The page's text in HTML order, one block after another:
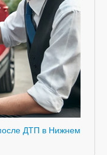
ДТП в Нижнем